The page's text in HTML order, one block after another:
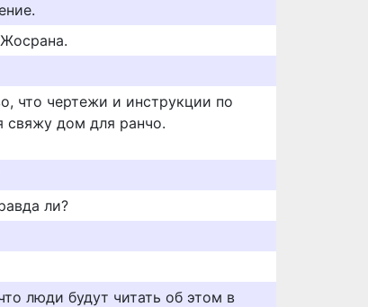
что чертежи и инструкции по
свяжу дом для ранчо.
ли?
люди будут читать об этом в